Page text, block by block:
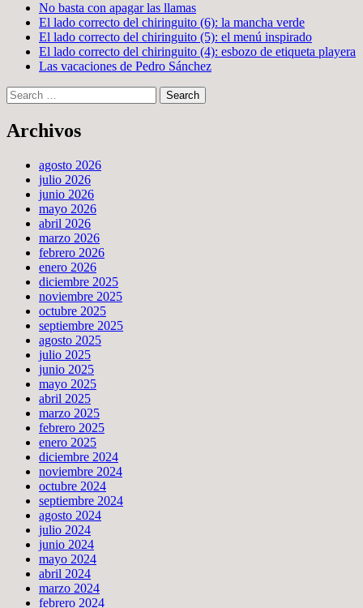
No basta con apagar las llamas
El lado correcto del chiringuito (6): la mancha verde
El lado correcto del chiringuito (5): el menú inspirado
El lado correcto del chiringuito (4): esbozo de etiqueta playera
Las vacaciones de Pedro Sánchez
Search
Archivos
agosto 2026
julio 2026
junio 2026
mayo 2026
abril 2026
marzo 2026
febrero 2026
enero 2026
diciembre 2025
noviembre 2025
octubre 2025
septiembre 2025
agosto 2025
julio 2025
junio 2025
mayo 2025
abril 2025
marzo 2025
febrero 2025
enero 2025
diciembre 2024
noviembre 2024
octubre 2024
septiembre 2024
agosto 2024
julio 2024
junio 2024
mayo 2024
abril 2024
marzo 2024
febrero 2024